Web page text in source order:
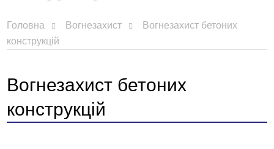
Головна Вогнезахист
Вогнезахист бетоних
конструкцій
Вогнезахист бетоних
конструкцій